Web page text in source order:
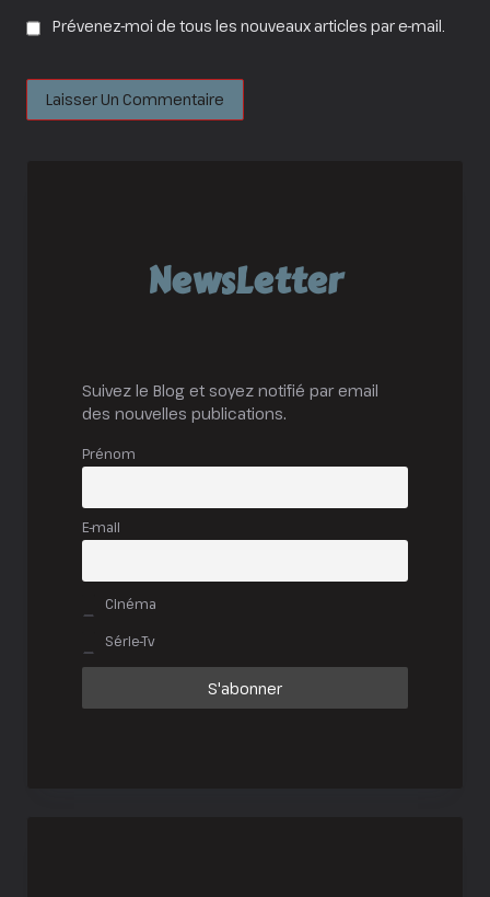
Prévenez-moi de tous les nouveaux articles par e-mail.
NewsLetter
Suivez le Blog et soyez notifié par email
des nouvelles publications.
Prénom
E-mail
Cinéma
Série-Tv